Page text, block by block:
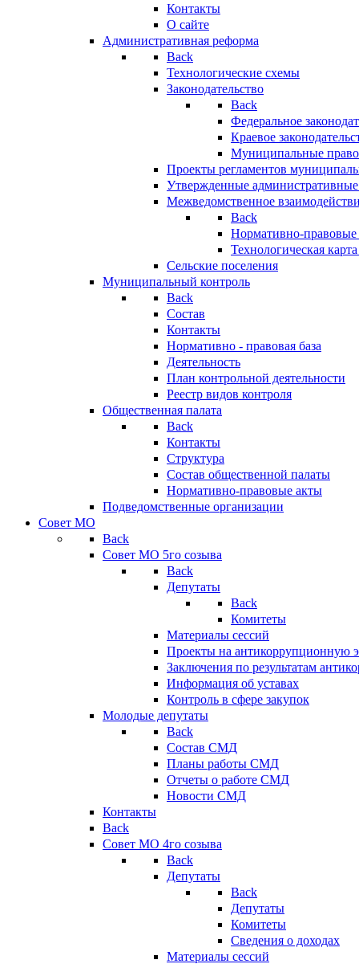
Контакты
О сайте
Административная реформа
Back
Технологические схемы
Законодательство
Back
Федеральное
Краевое
Муниципальные
Проекты регламентов
Утвержденные
Межведомственное
Back
Нормативно-правовые
Технологическая
Сельские поселения
Муниципальный контроль
Back
Состав
Контакты
Нормативно - правовая база
Деятельность
План контрольной деятельности
Реестр видов контроля
Общественная палата
Back
Контакты
Структура
Состав общественной палаты
Нормативно-правовые акты
Подведомственные организации
Совет МО
Back
Совет МО 5го созыва
Back
Депутаты
Back
Комитеты
Материалы сессий
Проекты на антикоррупционную
Заключения по результатам
Информация об уставах
Контроль в сфере закупок
Молодые депутаты
Back
Состав СМД
Планы работы СМД
Отчеты о работе СМД
Новости СМД
Контакты
Back
Совет МО 4го созыва
Back
Депутаты
Back
Депутаты
Комитеты
Сведения о доходах
Материалы сессий